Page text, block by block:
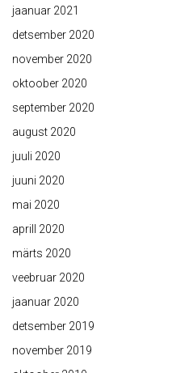
jaanuar 2021
detsember 2020
november 2020
oktoober 2020
september 2020
august 2020
juuli 2020
juuni 2020
mai 2020
aprill 2020
märts 2020
veebruar 2020
jaanuar 2020
detsember 2019
november 2019